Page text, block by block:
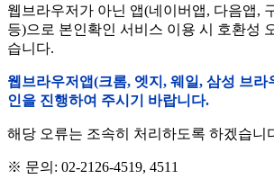
웹브라우저가 아닌 앱(네이버앱, 다음앱,
등)으로 본인확인 서비스 이용 시 호환성
습니다.
웹브라우저앱(크롬, 엣지, 웨일, 삼성 브라
인을 진행하여 주시기 바랍니다.
해당 오류는 조속히 처리하도록 하겠습니
※ 문의: 02-2126-4519, 4511